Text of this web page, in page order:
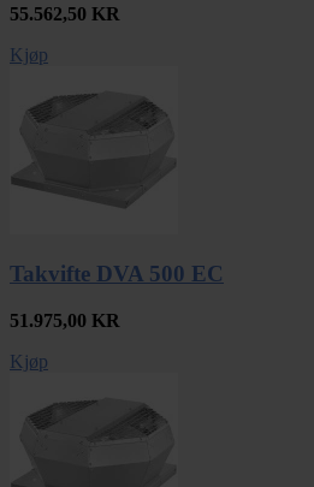
55.562,50 KR
Kjøp
Takvifte DVA 500 EC
51.975,00 KR
Kjøp